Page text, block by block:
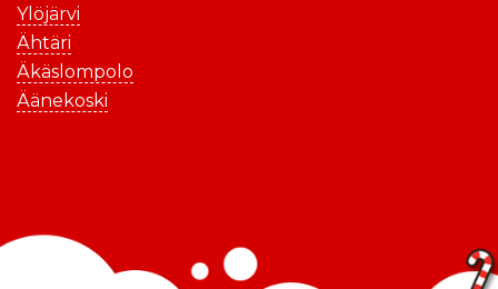
Ylöjärvi
Ähtäri
Äkäslompolo
Äänekoski